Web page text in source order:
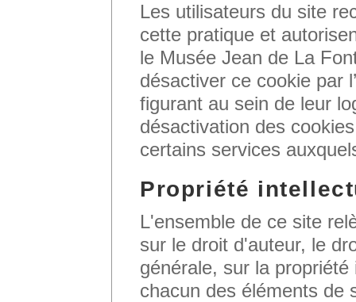
Les utilisateurs du site
cette pratique et
le Musée Jean de La
désactiver ce cookie par
figurant au sein de leur
désactivation des
certains services
Propriété
L'ensemble de ce site
sur le droit d'auteur, le
générale, sur la
chacun des éléments de